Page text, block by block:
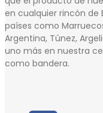
en cualquier rincón de
países como
Argentina, Túnez,
uno más en nuestra
como bandera.